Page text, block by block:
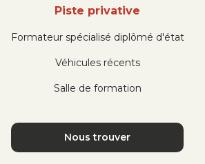
Piste privative
Formateur spécialisé diplômé d'état
Véhicules récents
Salle de formation
Nous trouver